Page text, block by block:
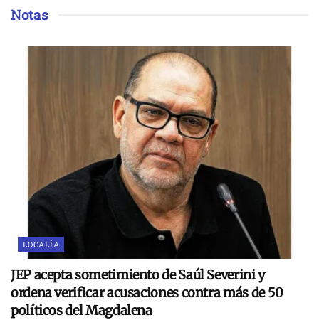
Notas
LOCALÍA
JEP acepta sometimiento de Saúl Severini y
ordena verificar acusaciones contra más de 50
políticos del Magdalena